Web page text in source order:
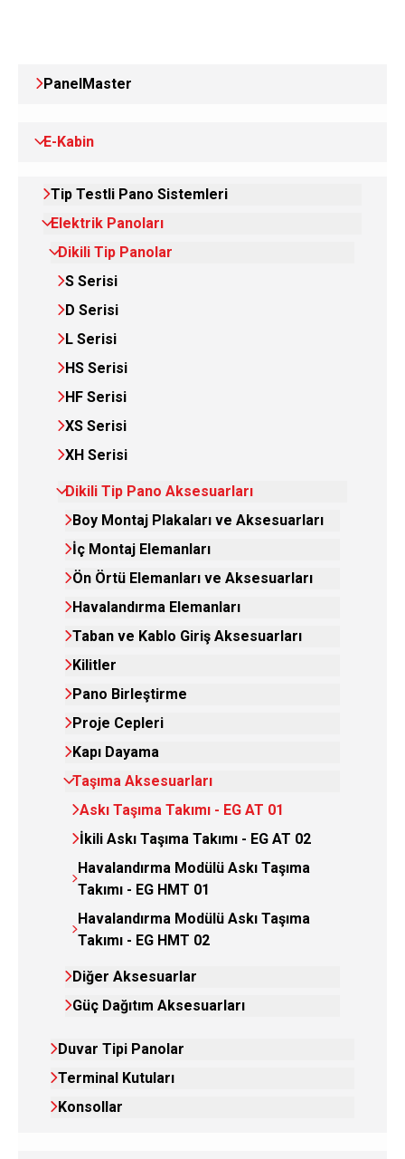
PanelMaster
E-Kabin
Tip Testli Pano Sistemleri
Elektrik Panoları
Dikili Tip Panolar
S Serisi
D Serisi
L Serisi
HS Serisi
HF Serisi
XS Serisi
XH Serisi
Dikili Tip Pano Aksesuarları
Boy Montaj Plakaları ve Aksesuarları
İç Montaj Elemanları
Ön Örtü Elemanları ve Aksesuarları
Havalandırma Elemanları
Taban ve Kablo Giriş Aksesuarları
Kilitler
Pano Birleştirme
Proje Cepleri
Kapı Dayama
Taşıma Aksesuarları
Askı Taşıma Takımı - EG AT 01
İkili Askı Taşıma Takımı - EG AT 02
Havalandırma Modülü Askı Taşıma
Takımı - EG HMT 01
Havalandırma Modülü Askı Taşıma
Takımı - EG HMT 02
Diğer Aksesuarlar
Güç Dağıtım Aksesuarları
Duvar Tipi Panolar
Terminal Kutuları
Konsollar